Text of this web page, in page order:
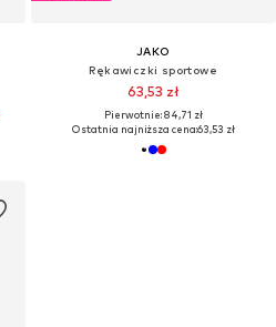
JAKO
Rękawiczki sportowe
63,53 zł
Pierwotnie: 84,71 zł
Ostatnia najniższa cena:63,53 zł